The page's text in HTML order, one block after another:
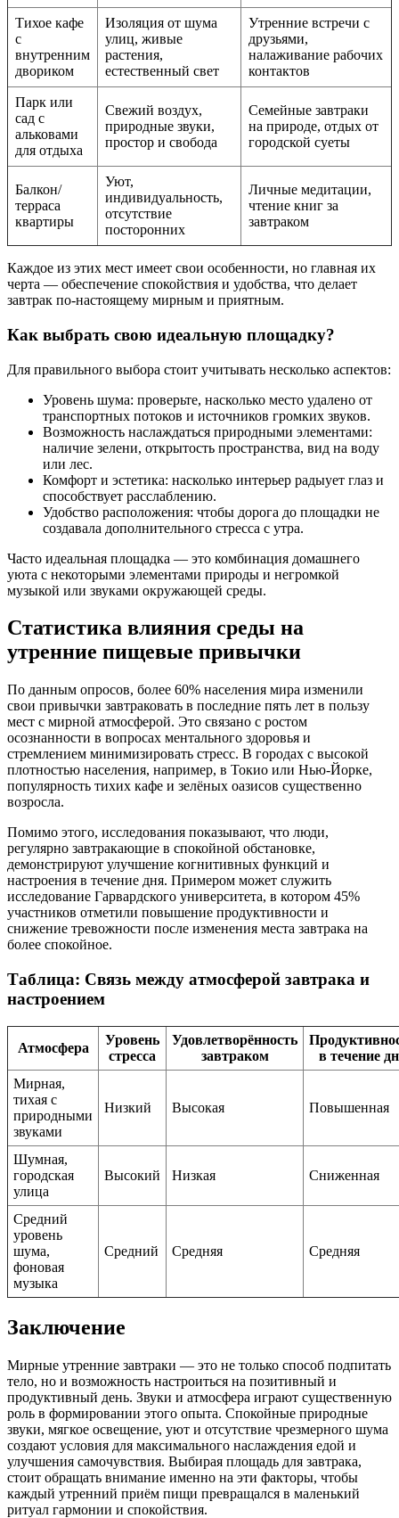
Тихое кафе
с
внутренним
двориком
Изоляция от шума
улиц, живые
растения,
естественный свет
Утренние встречи с
друзьями,
налаживание рабочих
контактов
Парк или
сад с
альковами
для отдыха
Свежий воздух,
природные звуки,
простор и свобода
Семейные завтраки
на природе, отдых от
городской суеты
Балкон/
терраса
квартиры
Уют,
индивидуальность,
отсутствие
посторонних
Личные медитации,
чтение книг за
завтраком
Каждое из этих мест имеет свои особенности, но главная их
черта — обеспечение спокойствия и удобства, что делает
завтрак по-настоящему мирным и приятным.
Как выбрать свою идеальную площадку?
Для правильного выбора стоит учитывать несколько аспектов:
Уровень шума: проверьте, насколько место удалено от
транспортных потоков и источников громких звуков.
Возможность наслаждаться природными элементами:
наличие зелени, открытость пространства, вид на воду
или лес.
Комфорт и эстетика: насколько интерьер радыует глаз и
способствует расслаблению.
Удобство расположения: чтобы дорога до площадки не
создавала дополнительного стресса с утра.
Часто идеальная площадка — это комбинация домашнего
уюта с некоторыми элементами природы и негромкой
музыкой или звуками окружающей среды.
Статистика влияния среды на
утренние пищевые привычки
По данным опросов, более 60% населения мира изменили
свои привычки завтраковать в последние пять лет в пользу
мест с мирной атмосферой. Это связано с ростом
осознанности в вопросах ментального здоровья и
стремлением минимизировать стресс. В городах с высокой
плотностью населения, например, в Токио или Нью-Йорке,
популярность тихих кафе и зелёных оазисов существенно
возросла.
Помимо этого, исследования показывают, что люди,
регулярно завтракающие в спокойной обстановке,
демонстрируют улучшение когнитивных функций и
настроения в течение дня. Примером может служить
исследование Гарвардского университета, в котором 45%
участников отметили повышение продуктивности и
снижение тревожности после изменения места завтрака на
более спокойное.
Таблица: Связь между атмосферой завтрака и
настроением
Атмосфера
Уровень
стресса
Удовлетворённость
завтраком
в течение
Мирная,
тихая с
природными
звуками
Низкий Высокая Повышенная
Шумная,
городская
улица
Высокий Низкая Сниженная
Средний
уровень
шума,
фоновая
музыка
Средний Средняя Средняя
Заключение
Мирные утренние завтраки — это не только способ подпитать
тело, но и возможность настроиться на позитивный и
продуктивный день. Звуки и атмосфера играют существенную
роль в формировании этого опыта. Спокойные природные
звуки, мягкое освещение, уют и отсутствие чрезмерного шума
создают условия для максимального наслаждения едой и
улучшения самочувствия. Выбирая площадь для завтрака,
стоит обращать внимание именно на эти факторы, чтобы
каждый утренний приём пищи превращался в маленький
ритуал гармонии и спокойствия.